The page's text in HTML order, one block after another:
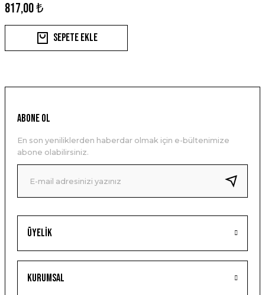
817,00 ₺
Sepete Ekle
Üyelik
Kurumsal
ABONE OL
En son yeniliklerden haberdar olmak için e-bültenimize
abone olabilirsiniz.